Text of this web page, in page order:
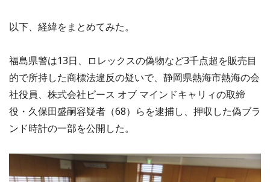
以下、経緯をまとめてみた。
福島県警は13日、ロレックスの偽物など3千点超を販売目
的で所持した商標法違反の疑いで、静岡県熱海市熱海の会
社役員、株式会社ピース オブ マインドキャリィの取締
役・久保田盛嗣容疑者（68）らを逮捕し、押収した偽ブラ
ンド時計の一部を公開した。